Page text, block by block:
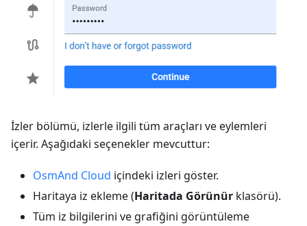
İzler bölümü, izlerle ilgili tüm araçları ve eylemleri
içerir. Aşağıdaki seçenekler mevcuttur:
OsmAnd Cloud içindeki izleri göster.
Haritaya iz ekleme (Haritada Görünür klasörü).
Tüm iz bilgilerini ve grafiğini görüntüleme